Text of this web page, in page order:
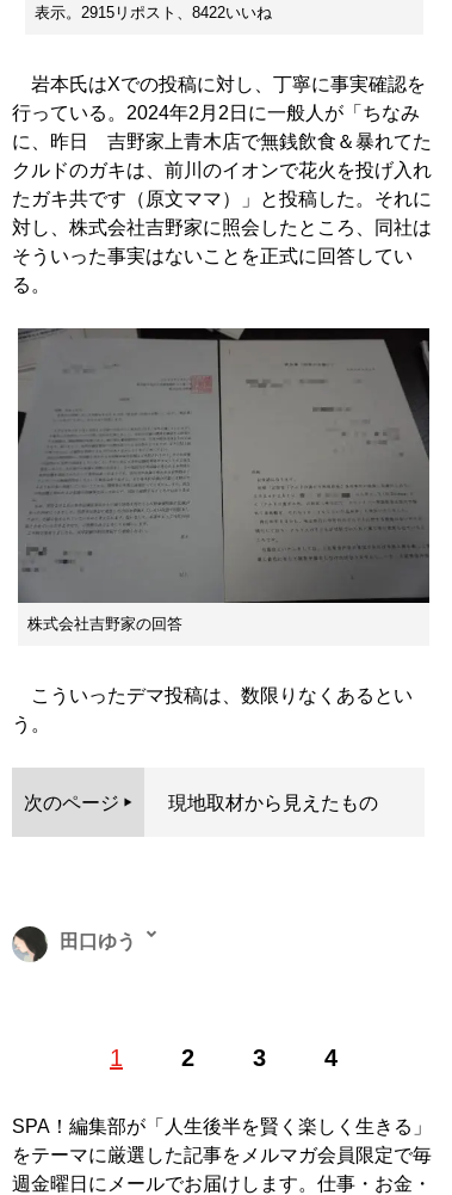
表示。2915リポスト、8422いいね
岩本氏はXでの投稿に対し、丁寧に事実確認を
行っている。2024年2月2日に一般人が「ちなみ
に、昨日 吉野家上青木店で無銭飲食＆暴れてた
クルドのガキは、前川のイオンで花火を投げ入れ
たガキ共です（原文ママ）」と投稿した。それに
対し、株式会社吉野家に照会したところ、同社は
そういった事実はないことを正式に回答してい
る。
株式会社吉野家の回答
こういったデマ投稿は、数限りなくあるとい
う。
次のページ 現地取材から見えたもの
1 2 3 4
田口ゆう
済学部経営学科卒。「認知症」「介護虐待」「障害者支
にする社会課題を中心に取材する。文春オンライン・週
刊プレイボーイ・LIFULL介護などで連載・寄稿中。『認
知症が見る世界』（竹書房・2023年）原作者
SPA！編集部が「人生後半を賢く楽しく生きる」
をテーマに厳選した記事をメルマガ会員限定で毎
週金曜日にメールでお届けします。仕事・お金・